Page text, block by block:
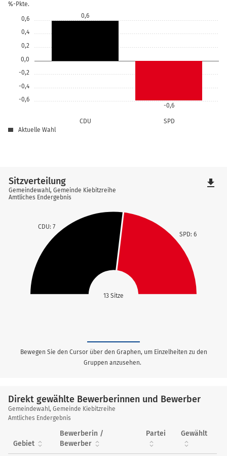
-0,6
-0,4
-0,2
0,0
0,2
0,4
0,6
%-Pkte.
CDU SPD
0,6
-0,6
Aktuelle Wahl
13 Sitze
CDU: 7
SPD: 6
Sitzverteilung
Gemeindewahl, Gemeinde Kiebitzreihe
Amtliches Endergebnis
file_download
Bewegen Sie den Cursor über den Graphen, um Einzelheiten zu den
Gruppen anzusehen.
Direkt gewählte Bewerberinnen und Bewerber
Direkt
gewählte
Bewerberinnen
und
Bewerber
Gemeindewahl, Gemeinde Kiebitzreihe
Amtliches Endergebnis
Gebiet
Bewerberin /
Bewerber
Partei Gewählt